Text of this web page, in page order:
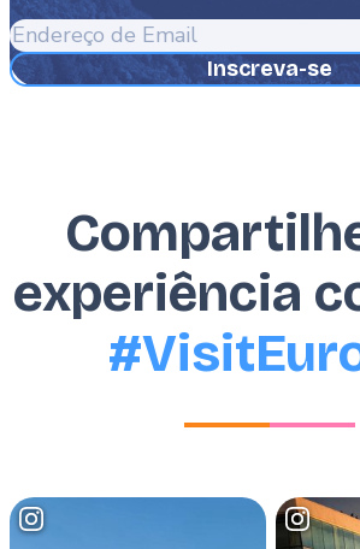
Endereço
de
Email
experiência